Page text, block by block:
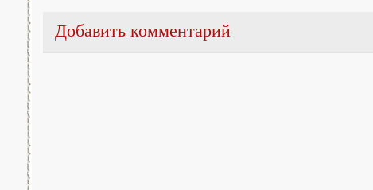
Добавить комментарий